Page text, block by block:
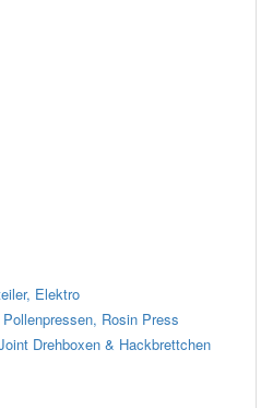
Elektro
Rosin Press
Drehboxen & Hackbrettchen